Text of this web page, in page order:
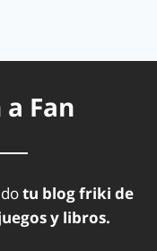
Fan
tu blog friki de
y libros.